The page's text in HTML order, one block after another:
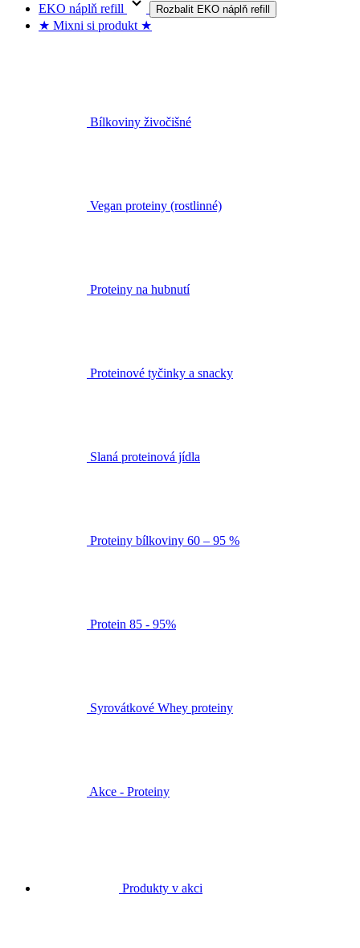
EKO náplň refill Rozbalit EKO náplň refill
★ Mixni si produkt ★
Bílkoviny živočišné
Vegan proteiny (rostlinné)
Proteiny na hubnutí
Proteinové tyčinky a snacky
Slaná proteinová jídla
Proteiny bílkoviny 60 – 95 %
Protein 85 - 95%
Syrovátkové Whey proteiny
Akce - Proteiny
Produkty v akci